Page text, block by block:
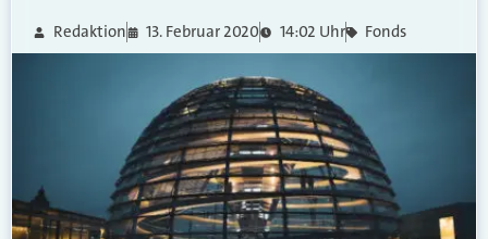
Redaktion 13. Februar 2020 14:02 Uhr Fonds